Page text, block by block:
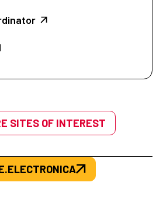
SITES OF INTEREST